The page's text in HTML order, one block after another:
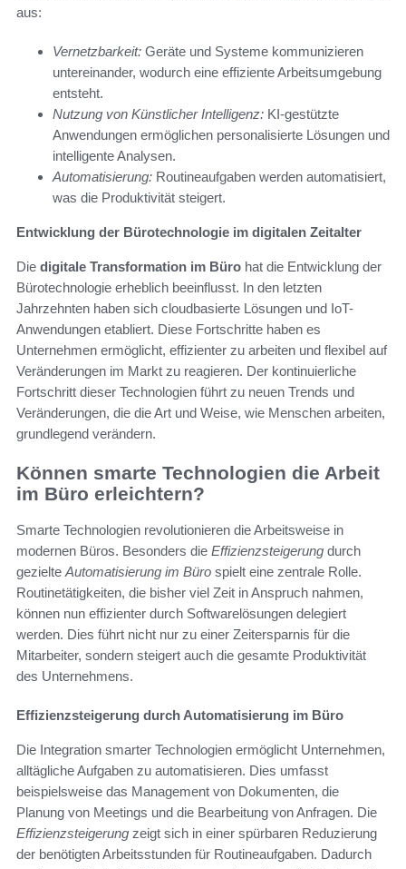
aus:
Vernetzbarkeit: Geräte und Systeme kommunizieren
untereinander, wodurch eine effiziente Arbeitsumgebung
entsteht.
Nutzung von Künstlicher Intelligenz: KI-gestützte
Anwendungen ermöglichen personalisierte Lösungen und
intelligente Analysen.
Automatisierung: Routineaufgaben werden automatisiert,
was die Produktivität steigert.
Entwicklung der Bürotechnologie im digitalen Zeitalter
Die digitale Transformation im Büro hat die Entwicklung der
Bürotechnologie erheblich beeinflusst. In den letzten
Jahrzehnten haben sich cloudbasierte Lösungen und IoT-
Anwendungen etabliert. Diese Fortschritte haben es
Unternehmen ermöglicht, effizienter zu arbeiten und flexibel auf
Veränderungen im Markt zu reagieren. Der kontinuierliche
Fortschritt dieser Technologien führt zu neuen Trends und
Veränderungen, die die Art und Weise, wie Menschen arbeiten,
grundlegend verändern.
Können smarte Technologien die Arbeit
im Büro erleichtern?
Smarte Technologien revolutionieren die Arbeitsweise in
modernen Büros. Besonders die Effizienzsteigerung durch
gezielte Automatisierung im Büro spielt eine zentrale Rolle.
Routinetätigkeiten, die bisher viel Zeit in Anspruch nahmen,
können nun effizienter durch Softwarelösungen delegiert
werden. Dies führt nicht nur zu einer Zeitersparnis für die
Mitarbeiter, sondern steigert auch die gesamte Produktivität
des Unternehmens.
Effizienzsteigerung durch Automatisierung im Büro
Die Integration smarter Technologien ermöglicht Unternehmen,
alltägliche Aufgaben zu automatisieren. Dies umfasst
beispielsweise das Management von Dokumenten, die
Planung von Meetings und die Bearbeitung von Anfragen. Die
Effizienzsteigerung zeigt sich in einer spürbaren Reduzierung
der benötigten Arbeitsstunden für Routineaufgaben. Dadurch